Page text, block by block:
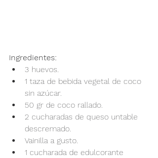
Ingredientes:
3 huevos.
1 taza de bebida vegetal de coco
sin azúcar.
50 gr de coco rallado.
2 cucharadas de queso untable
descremado.
Vainilla a gusto.
1 cucharada de edulcorante